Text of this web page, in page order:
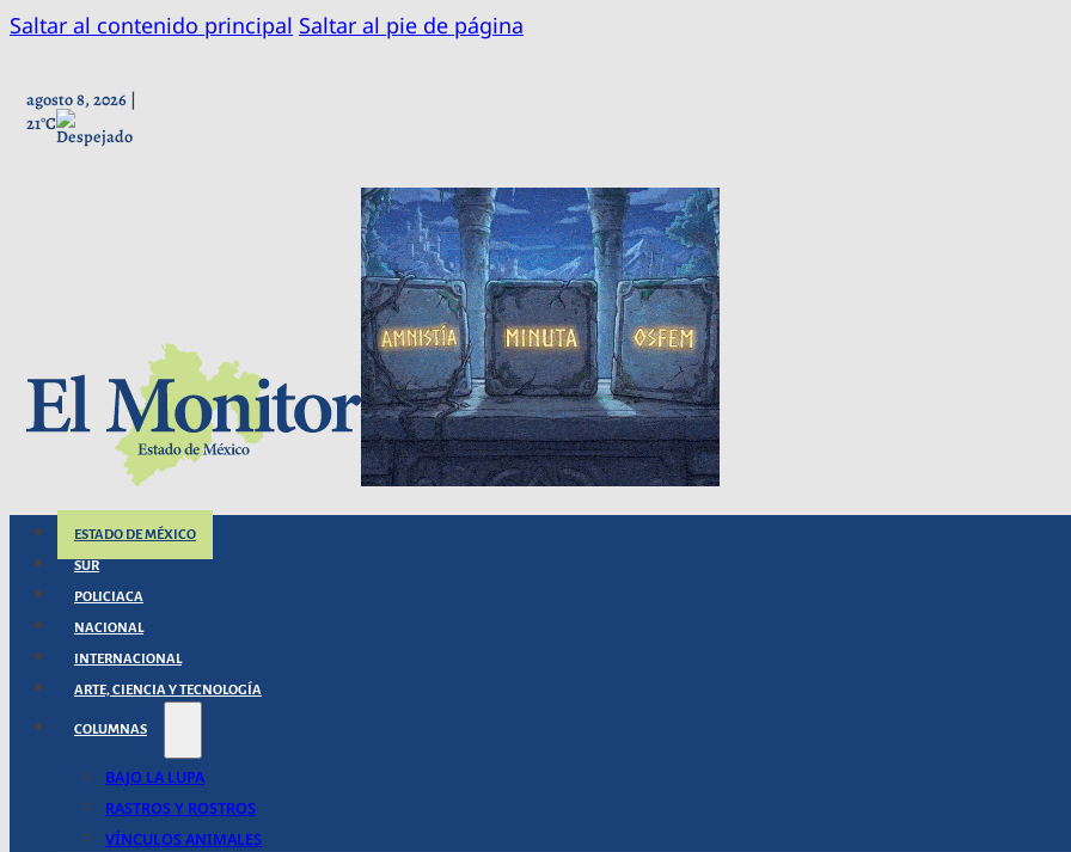
Saltar al contenido principal Saltar al pie de página
agosto 8, 2026 |
21°C
ESTADO DE MÉXICO
SUR
POLICIACA
NACIONAL
INTERNACIONAL
ARTE, CIENCIA Y TECNOLOGÍA
COLUMNAS
BAJO LA LUPA
RASTROS Y ROSTROS
VÍNCULOS ANIMALES